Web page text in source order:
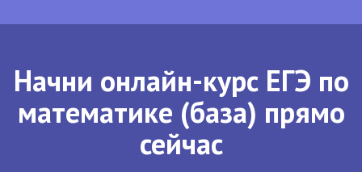
Начни онлайн-курс ЕГЭ по
математике (база) прямо
сейчас